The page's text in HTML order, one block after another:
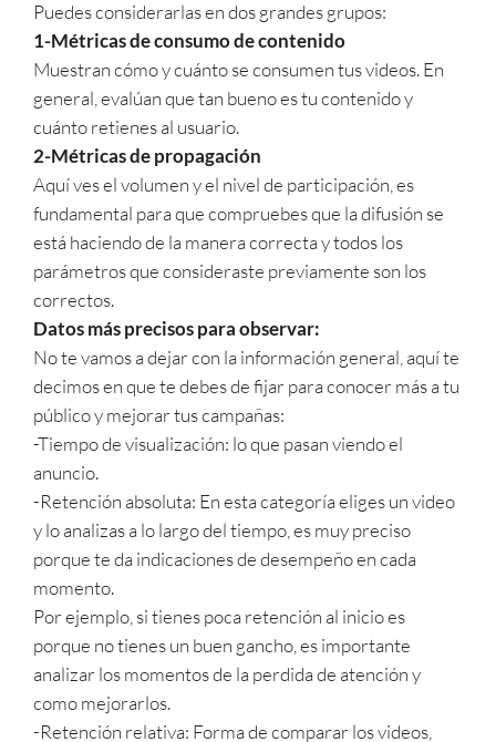
Puedes considerarlas en dos grandes grupos:
1-Métricas de consumo de contenido
Muestran cómo y cuánto se consumen tus videos. En
general, evalúan que tan bueno es tu contenido y
cuánto retienes al usuario.
2-Métricas de propagación
Aquí ves el volumen y el nivel de participación, es
fundamental para que compruebes que la difusión se
está haciendo de la manera correcta y todos los
parámetros que consideraste previamente son los
correctos.
Datos más precisos para observar:
No te vamos a dejar con la información general, aquí te
decimos en que te debes de fijar para conocer más a tu
público y mejorar tus campañas:
-Tiempo de visualización: lo que pasan viendo el
anuncio.
-Retención absoluta: En esta categoría eliges un video
y lo analizas a lo largo del tiempo, es muy preciso
porque te da indicaciones de desempeño en cada
momento.
Por ejemplo, si tienes poca retención al inicio es
porque no tienes un buen gancho, es importante
analizar los momentos de la perdida de atención y
como mejorarlos.
-Retención relativa: Forma de comparar los videos,